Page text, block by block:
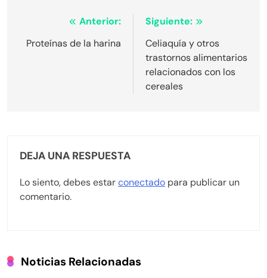
Navegación
de
Anterior:
Proteínas de la harina
Siguiente:
Celiaquía y otros
trastornos alimentarios
relacionados con los
cereales
DEJA UNA RESPUESTA
Lo siento, debes estarconectado para publicar un
comentario.
Noticias Relacionadas